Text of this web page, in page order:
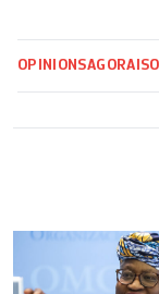
OPINIONSAGORA